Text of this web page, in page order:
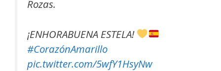
Rozas.
¡ENHORABUENA ESTELA!
#CorazónAmarillo
pic.twitter.com/5wfY1HsyNw